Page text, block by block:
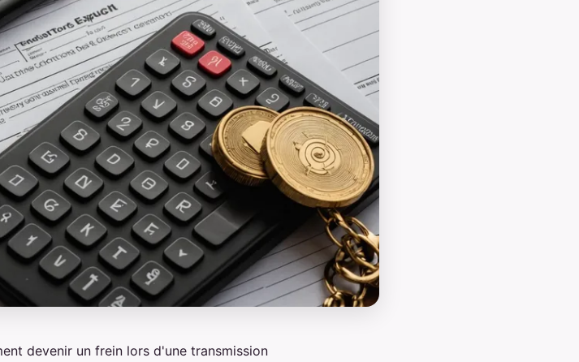
devenir un frein lors d'une transmission